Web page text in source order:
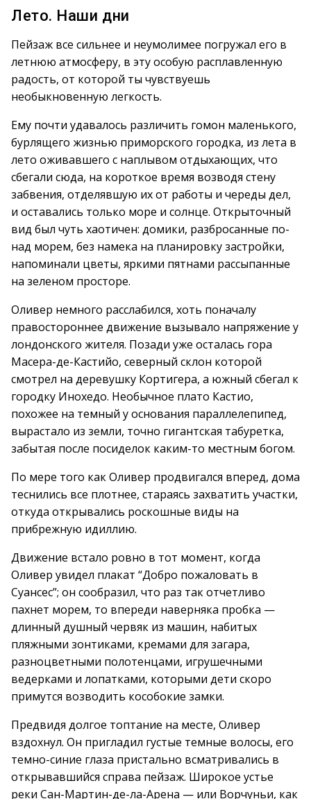
Лето. Наши дни
Пейзаж все сильнее и неумолимее погружал его в
летнюю атмосферу, в эту особую расплавленную
радость, от которой ты чувствуешь
необыкновенную легкость.
Ему почти удавалось различить гомон маленького,
бурлящего жизнью приморского городка, из лета в
лето оживавшего с наплывом отдыхающих, что
сбегали сюда, на короткое время возводя стену
забвения, отделявшую их от работы и череды дел,
и оставались только море и солнце. Открыточный
вид был чуть хаотичен: домики, разбросанные по-
над морем, без намека на планировку застройки,
напоминали цветы, яркими пятнами рассыпанные
на зеленом просторе.
Оливер немного расслабился, хоть поначалу
правостороннее движение вызывало напряжение у
лондонского жителя. Позади уже осталась гора
Масера-де-Кастийо, северный склон которой
смотрел на деревушку Кортигера, а южный сбегал к
городку Инохедо. Необычное плато Кастио,
похожее на темный у основания параллелепипед,
вырастало из земли, точно гигантская табуретка,
забытая после посиделок каким-то местным богом.
По мере того как Оливер продвигался вперед, дома
теснились все плотнее, стараясь захватить участки,
откуда открывались роскошные виды на
прибрежную идиллию.
Движение встало ровно в тот момент, когда
Оливер увидел плакат “Добро пожаловать в
Суансес”; он сообразил, что раз так отчетливо
пахнет морем, то впереди наверняка пробка —
длинный душный червяк из машин, набитых
пляжными зонтиками, кремами для загара,
разноцветными полотенцами, игрушечными
ведерками и лопатками, которыми дети скоро
примутся возводить кособокие замки.
Предвидя долгое топтание на месте, Оливер
вздохнул. Он пригладил густые темные волосы, его
темно-синие глаза пристально всматривались в
открывавшийся справа пейзаж. Широкое устье
реки Сан-Мартин-де-ла-Арена — или Ворчуньи, как